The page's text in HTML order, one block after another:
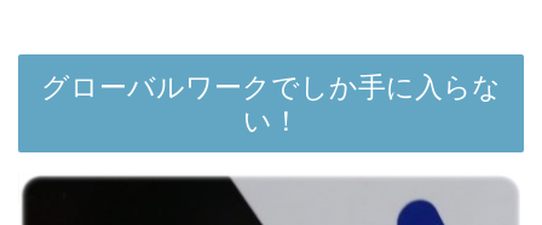
グローバルワークでしか手に入らな
い！